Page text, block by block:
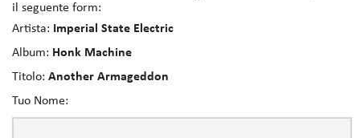
il seguente form:
Artista:
Imperial State Electric
Album: Honk Machine
Titolo: Another Armageddon
Tuo Nome: